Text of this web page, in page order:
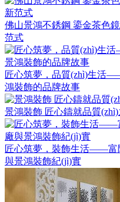
佛山景鴻不銹鋼 鎏金茶色
范式
匠心筑夢，品質(zhì)生活
鴻裝飾的品牌故事
景鴻裝飾 匠心鑄就品質(zhì)
匠心筑夢，裝飾生活——富
與景鴻裝飾紀(jì)實